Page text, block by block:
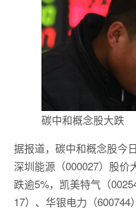
碳中和概念股大跌
据报道，碳中和概念股今
深圳能源（000027）股价
跌逾5%，凯美特气（
17）、华银电力（